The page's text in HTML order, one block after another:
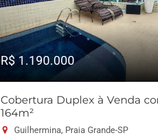
R$ 1.190.000
Cobertura Duplex à Venda
164m²
Guilhermina, Praia Grande-SP